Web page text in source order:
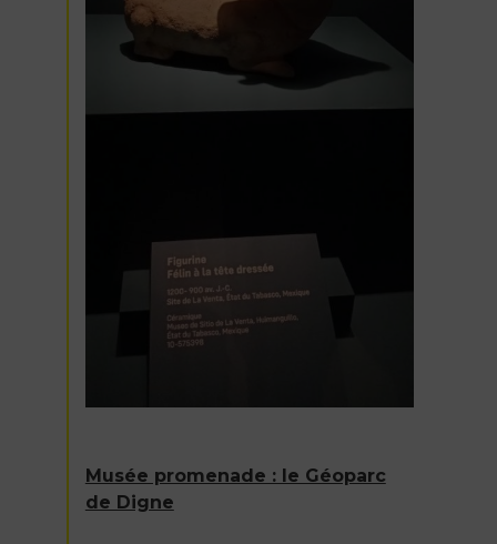
Musée promenade : le Géoparc
de Digne